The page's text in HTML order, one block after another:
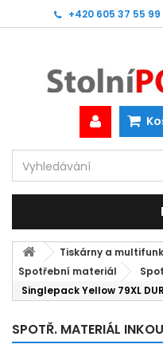
+420 605 37 55 99
Tiskárny a
Spotřební materiál
Singlepack Yellow 79XL
SPOTŘ. MATERIÁL